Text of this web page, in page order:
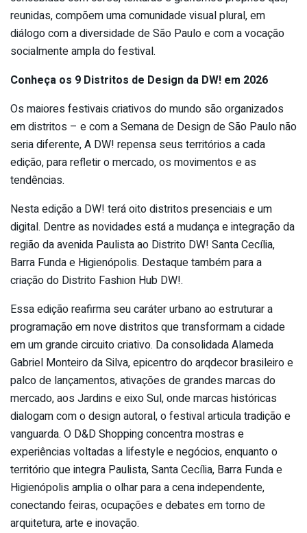
reunidas, compõem uma comunidade visual plural, em
diálogo com a diversidade de São Paulo e com a vocação
socialmente ampla do festival.
Conheça os 9 Distritos de Design da DW! em 2026
Os maiores festivais criativos do mundo são organizados
em distritos – e com a Semana de Design de São Paulo não
seria diferente, A DW! repensa seus territórios a cada
edição, para refletir o mercado, os movimentos e as
tendências.
Nesta edição a DW! terá oito distritos presenciais e um
digital. Dentre as novidades está a mudança e integração da
região da avenida Paulista ao Distrito DW! Santa Cecília,
Barra Funda e Higienópolis. Destaque também para a
criação do Distrito Fashion Hub DW!.
Essa edição reafirma seu caráter urbano ao estruturar a
programação em nove distritos que transformam a cidade
em um grande circuito criativo. Da consolidada Alameda
Gabriel Monteiro da Silva, epicentro do arqdecor brasileiro e
palco de lançamentos, ativações de grandes marcas do
mercado, aos Jardins e eixo Sul, onde marcas históricas
dialogam com o design autoral, o festival articula tradição e
vanguarda. O D&D Shopping concentra mostras e
experiências voltadas a lifestyle e negócios, enquanto o
território que integra Paulista, Santa Cecília, Barra Funda e
Higienópolis amplia o olhar para a cena independente,
conectando feiras, ocupações e debates em torno de
arquitetura, arte e inovação.